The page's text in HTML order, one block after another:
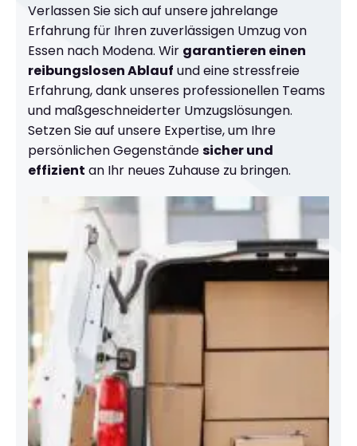
Verlassen Sie sich auf unsere jahrelange
Erfahrung für Ihren zuverlässigen Umzug von
Essen nach Modena. Wir garantieren einen
reibungslosen Ablauf und eine stressfreie
Erfahrung, dank unseres professionellen Teams
und maßgeschneiderter Umzugslösungen.
Setzen Sie auf unsere Expertise, um Ihre
persönlichen Gegenständesicher und
effizient an Ihr neues Zuhause zu bringen.